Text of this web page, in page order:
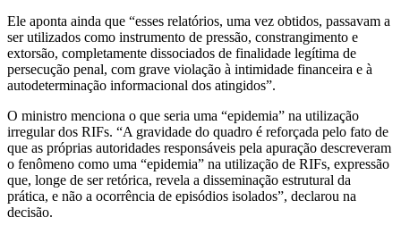
Ele aponta ainda que “esses relatórios, uma vez obtidos, passavam a
ser utilizados como instrumento de pressão, constrangimento e
extorsão, completamente dissociados de finalidade legítima de
persecução penal, com grave violação à intimidade financeira e à
autodeterminação informacional dos atingidos”.
O ministro menciona o que seria uma “epidemia” na utilização
irregular dos RIFs. “A gravidade do quadro é reforçada pelo fato de
que as próprias autoridades responsáveis pela apuração descreveram
o fenômeno como uma “epidemia” na utilização de RIFs, expressão
que, longe de ser retórica, revela a disseminação estrutural da
prática, e não a ocorrência de episódios isolados”, declarou na
decisão.